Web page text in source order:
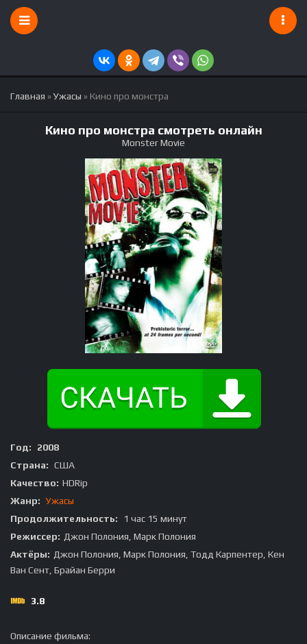
Главная »Ужасы » Кино про монстра
Кино про монстра смотреть онлайн
Monster Movie
Год:
2008
Страна: США
Качество: HDRip
Жанр: Ужасы
Продолжительность:
1 час 15 минут
Режиссер: Джон Полония, Марк Полония
Актёры: Джон Полония, Марк Полония, Тодд Карпентер, Кен
Ван Сент, Брайан Берри
3.8
Описание фильма: